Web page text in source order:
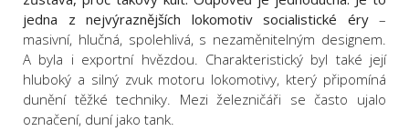
jedna z nejvýraznějších lokomotiv socialistické éry–
masivní, hlučná, spolehlivá, s nezaměnitelným designem.
A byla i exportní hvězdou. Charakteristický byl také její
hluboký a silný zvuk motoru lokomotivy, který připomíná
dunění těžké techniky. Mezi železničáři se často ujalo
označení, duní jako tank.